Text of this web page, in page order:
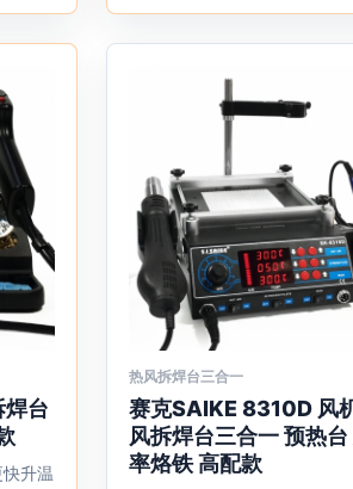
择
这
些
选
台
升温
热风拆焊台三合一
赛克SAIKE 8310D 风
风拆焊台三合一 预热台
率烙铁 高配款
本
产
品
有